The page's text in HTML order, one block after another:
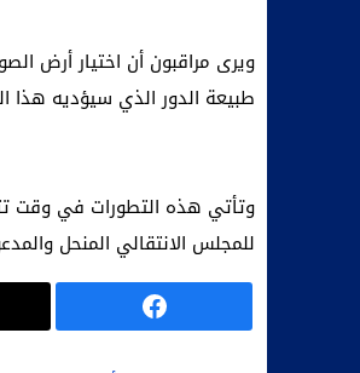
ويرى مراقبون أن اختيار أرض
طبيعة الدور الذي سيؤديه هذا
للمجلس الانتقالي المنحل